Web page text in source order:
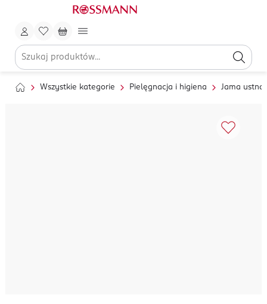
Wszystkie kategorie Pielęgnacja i higiena Jama ustna